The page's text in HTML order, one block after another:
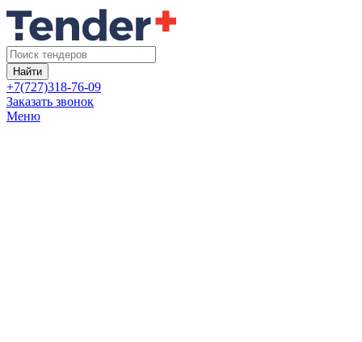
Найти
+7(727)318-76-09
Заказать звонок
Меню